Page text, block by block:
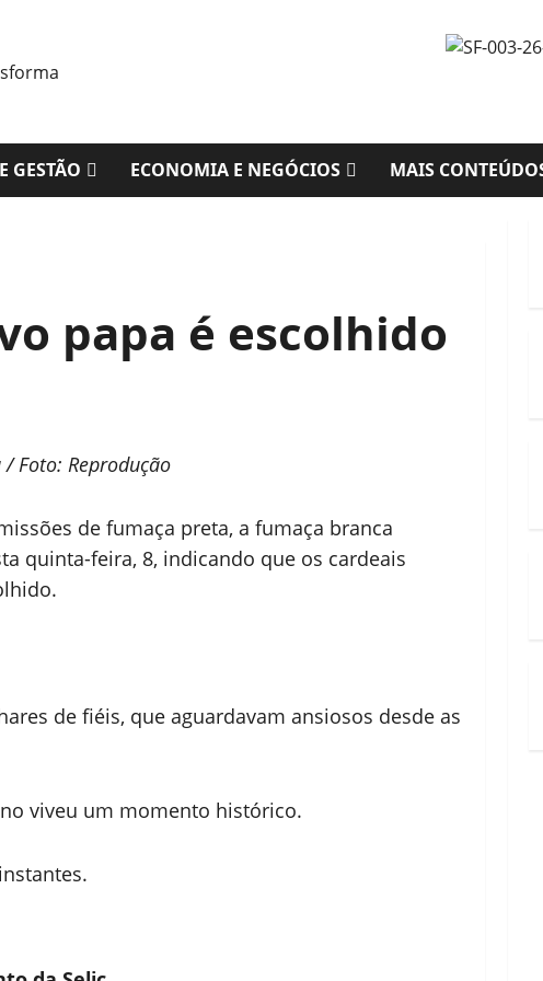
GESTÃO ECONOMIA E NEGÓCIOS MAIS
papa é escolhido
Foto: Reprodução
de fumaça preta, a fumaça branca
quinta-feira, 8, indicando que os cardeais
de fiéis, que aguardavam ansiosos desde as
viveu um momento histórico.